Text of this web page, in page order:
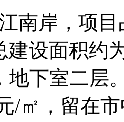
南岸，项
建设面积约
地下室二层
/㎡，留在